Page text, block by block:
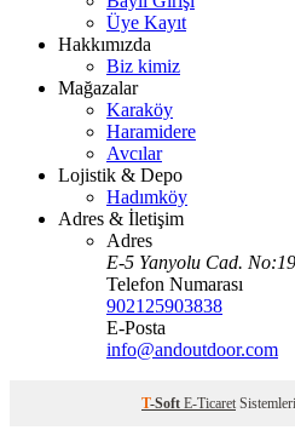
Üye Kayıt
Hakkımızda
Biz kimiz
Mağazalar
Karaköy
Haramidere
Avcılar
Lojistik & Depo
Hadımköy
Adres & İletişim
Adres
E-5 Yanyolu Cad.
Telefon Numarası
902125903838
E-Posta
info@andoutdoor.com
T-Soft E-Ticaret